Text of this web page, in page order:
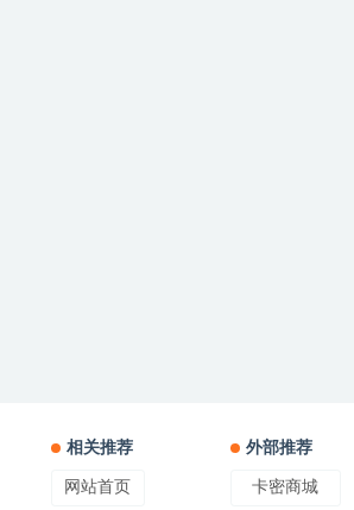
相关推荐
网站首页
外部推荐
卡密商城